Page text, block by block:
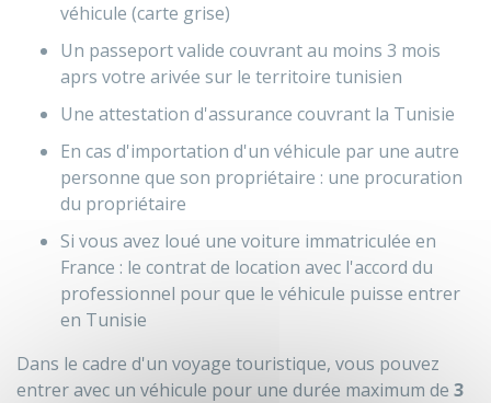
véhicule (carte grise)
Un passeport valide couvrant au moins 3 mois
aprs votre arivée sur le territoire tunisien
Une attestation d'assurance couvrant la Tunisie
En cas d'importation d'un véhicule par une autre
personne que son propriétaire : une procuration
du propriétaire
Si vous avez loué une voiture immatriculée en
France : le contrat de location avec l'accord du
professionnel pour que le véhicule puisse entrer
en Tunisie
Dans le cadre d'un voyage touristique, vous pouvez
entrer avec un véhicule pour une durée maximum de 3